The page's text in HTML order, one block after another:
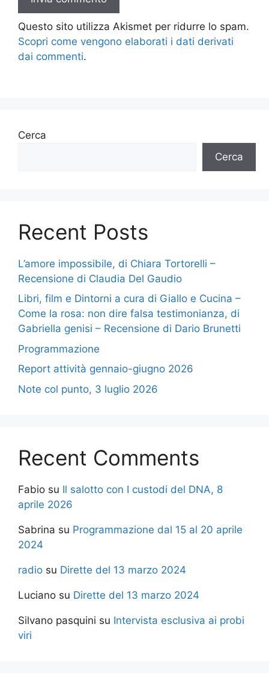
Questo sito utilizza Akismet per ridurre lo spam.
Scopri come vengono elaborati i dati derivati
dai commenti.
Cerca
Cerca
Recent Posts
L’amore impossibile, di Chiara Tortorelli –
Recensione di Claudia Del Gaudio
Libri, film e Dintorni a cura di Giallo e Cucina –
Come la rosa: non dire falsa testimonianza, di
Gabriella genisi – Recensione di Dario Brunetti
Programmazione
Report attività gennaio-giugno 2026
Note col punto, 3 luglio 2026
Recent Comments
Fabio su Il salotto con I custodi del DNA, 8
aprile 2026
Sabrina su Programmazione dal 15 al 20 aprile
2024
radio su Dirette del 13 marzo 2024
Luciano su Dirette del 13 marzo 2024
Silvano pasquini su Intervista esclusiva ai probi
viri